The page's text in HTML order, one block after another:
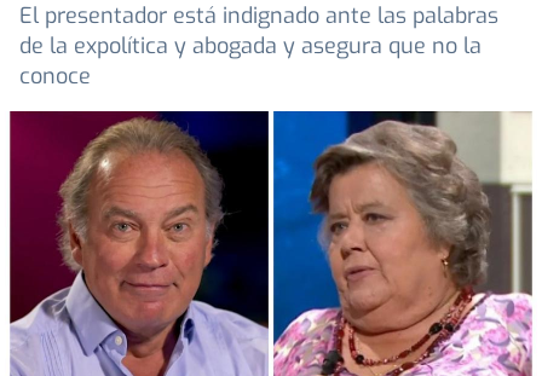
El presentador está indignado ante las palabras
de la expolítica y abogada y asegura que no la
conoce